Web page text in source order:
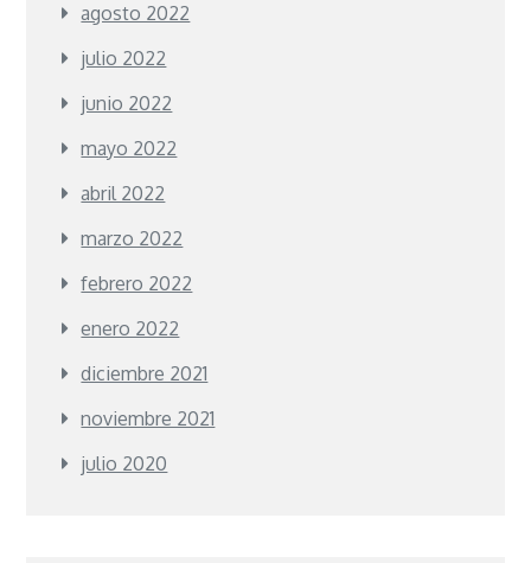
agosto 2022
julio 2022
junio 2022
mayo 2022
abril 2022
marzo 2022
febrero 2022
enero 2022
diciembre 2021
noviembre 2021
julio 2020